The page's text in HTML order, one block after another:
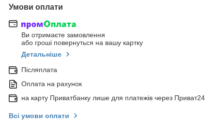
Умови оплати
Ви отримаєте замовлення
або гроші повернуться на вашу картку
Детальніше
Післяплата
Оплата на рахунок
на карту Приватбанку лише для платежів через Приват24
Всі умови оплати